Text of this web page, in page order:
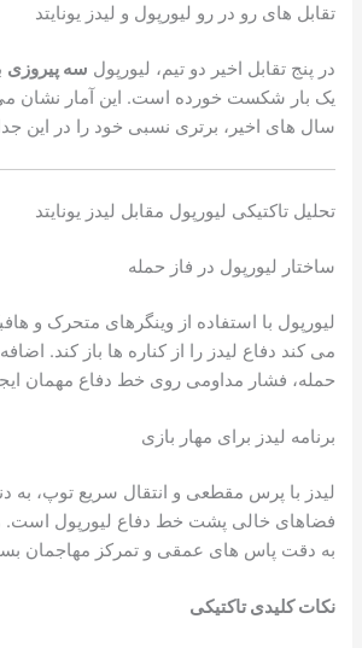
تقابل های رو در رو لیورپول و لیدز یونایتد
در پنج تقابل اخیر دو تیم، لیورپول سه پیروزی
یک بار شکست خورده است. این آمار نشان می
سال های اخیر، برتری نسبی خود را در این
تحلیل تاکتیکی لیورپول مقابل لیدز یونایتد
ساختار لیورپول در فاز حمله
لیورپول با استفاده از وینگرهای متحرک و
می کند دفاع لیدز را از کناره ها باز کند.
حمله، فشار مداومی روی خط دفاع مهمان
برنامه لیدز برای مهار بازی
لیدز با پرس مقطعی و انتقال سریع توپ، به
فضاهای خالی پشت خط دفاع لیورپول است.
به دقت پاس های عمقی و تمرکز مهاجمان
نکات کلیدی تاکتیکی